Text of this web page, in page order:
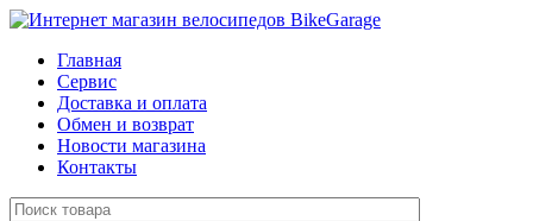
Главная
Сервис
Доставка и оплата
Обмен и возврат
Новости магазина
Контакты